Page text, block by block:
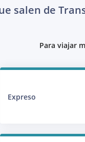
salen de
Para viajar
Expreso